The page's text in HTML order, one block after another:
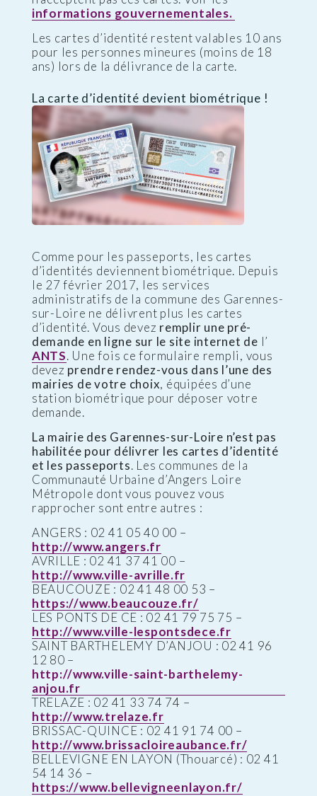
informations gouvernementales.
Les cartes d’identité restent valables 10 ans
pour les personnes mineures (moins de 18
ans) lors de la délivrance de la carte.
La carte d’identité devient biométrique !
Comme pour les passeports, les cartes
d’identités deviennent biométrique. Depuis
le 27 février 2017, les services
administratifs de la commune des Garennes-
sur-Loire ne délivrent plus les cartes
d’identité. Vous devez remplir une pré-
demande en ligne sur le site internet de l’
ANTS. Une fois ce formulaire rempli, vous
devez prendre rendez-vous dans l’une des
mairies de votre choix, équipées d’une
station biométrique pour déposer votre
demande.
La mairie des Garennes-sur-Loire n’est pas
habilitée pour délivrer les cartes d’identité
et les passeports. Les communes de la
Communauté Urbaine d’Angers Loire
Métropole dont vous pouvez vous
rapprocher sont entre autres :
ANGERS : 02 41 05 40 00 –
http://www.angers.fr
AVRILLE : 02 41 37 41 00 –
http://www.ville-avrille.fr
BEAUCOUZE : 02 41 48 00 53 –
https://www.beaucouze.fr/
LES PONTS DE CE : 02 41 79 75 75 –
http://www.ville-lespontsdece.fr
SAINT BARTHELEMY D’ANJOU : 02 41 96
12 80 –
http://www.ville-saint-barthelemy-
anjou.fr
TRELAZE : 02 41 33 74 74 –
http://www.trelaze.fr
BRISSAC-QUINCE : 02 41 91 74 00 –
http://www.brissacloireaubance.fr/
BELLEVIGNE EN LAYON (Thouarcé) : 02 41
54 14 36 –
https://www.bellevigneenlayon.fr/